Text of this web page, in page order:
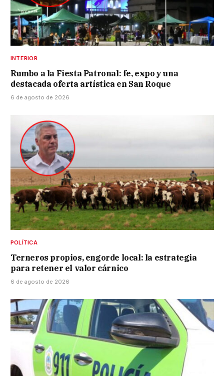
INTERIOR
Rumbo a la Fiesta Patronal: fe, expo y una
destacada oferta artística en San Roque
6 de agosto de 2026
POLÍTICA
Terneros propios, engorde local: la estrategia
para retener el valor cárnico
6 de agosto de 2026